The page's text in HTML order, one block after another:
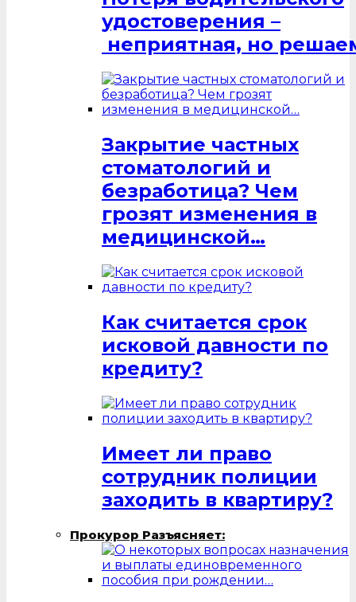
удостоверения –
неприятная, но
Закрытие частных
стоматологий и
безработица? Чем
грозят изменения в
медицинской…
Как считается срок
исковой давности по
кредиту?
Имеет ли право
сотрудник полиции
заходить в квартиру?
Прокурор Разъясняет: